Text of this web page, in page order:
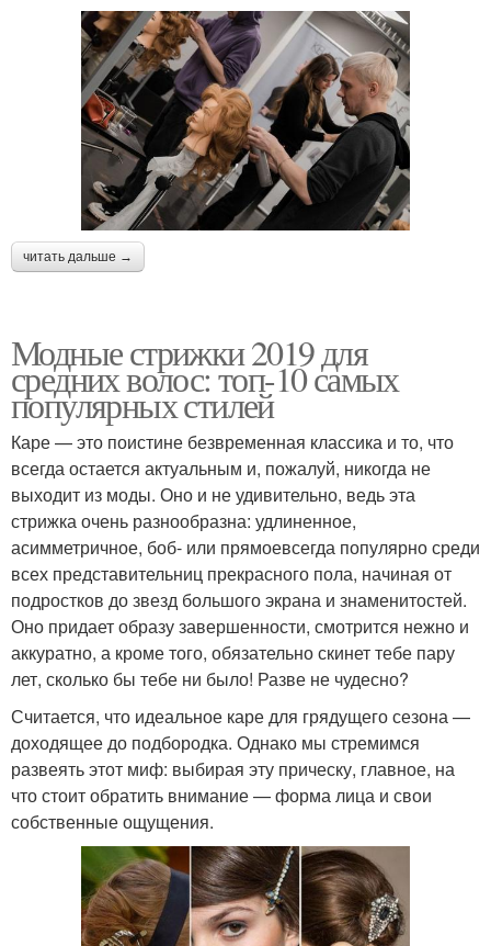
читать дальше →
Модные стрижки 2019 для
средних волос: топ-10 самых
популярных стилей
Каре — это поистине безвременная классика и то, что
всегда остается актуальным и, пожалуй, никогда не
выходит из моды. Оно и не удивительно, ведь эта
стрижка очень разнообразна: удлиненное,
асимметричное, боб- или прямоевсегда популярно среди
всех представительниц прекрасного пола, начиная от
подростков до звезд большого экрана и знаменитостей.
Оно придает образу завершенности, смотрится нежно и
аккуратно, а кроме того, обязательно скинет тебе пару
лет, сколько бы тебе ни было! Разве не чудесно?
Считается, что идеальное каре для грядущего сезона —
доходящее до подбородка. Однако мы стремимся
развеять этот миф: выбирая эту прическу, главное, на
что стоит обратить внимание — форма лица и свои
собственные ощущения.